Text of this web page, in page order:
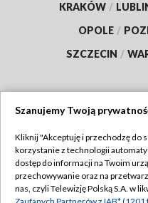
KRAKÓW /
OPOLE /
SZCZECIN /
Abonament TVP
Emisja w TVP
Szanujemy Twoją
Kliknij "Akceptuję i przechodzę do
korzystanie z technologii
dostęp do informacji na Twoim
przechowywanie oraz na
nas, czyli Telewizję Polską S.A. w